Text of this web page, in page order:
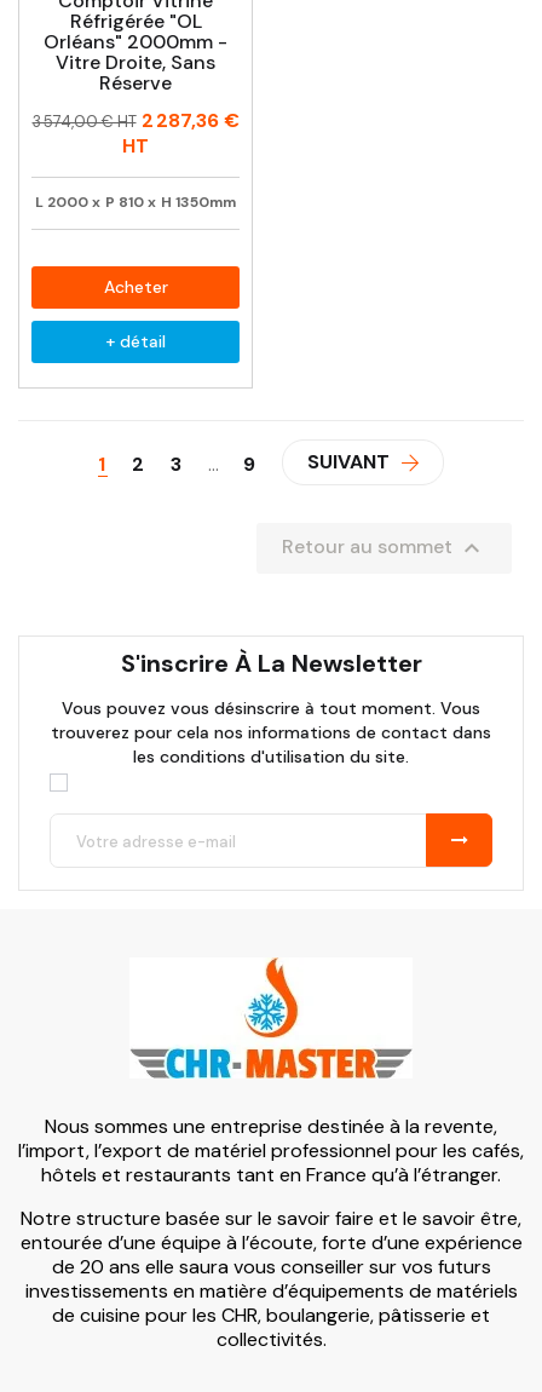
Réfrigérée "OL
Orléans" 2000mm -
Vitre Droite, Sans
Réserve
Prix
Prix
3 574,00 € HT 2 287,36 €
HT
L 2000x P 810x H 1350mm
Acheter
+ détail
1 2 3 … 9 SUIVANT
Retour au sommet 
S'inscrire À La Newsletter
Vous pouvez vous désinscrire à tout moment. Vous
trouverez pour cela nos informations de contact dans
les conditions d'utilisation du site.
Nous sommes une entreprise destinée à la revente,
l’import, l’export de matériel professionnel pour les cafés,
hôtels et restaurants tant en France qu’à l’étranger.
Notre structure basée sur le savoir faire et le savoir être,
entourée d’une équipe à l’écoute, forte d’une expérience
de 20 ans elle saura vous conseiller sur vos futurs
investissements en matière d’équipements de matériels
de cuisine pour les CHR, boulangerie, pâtisserie et
collectivités.